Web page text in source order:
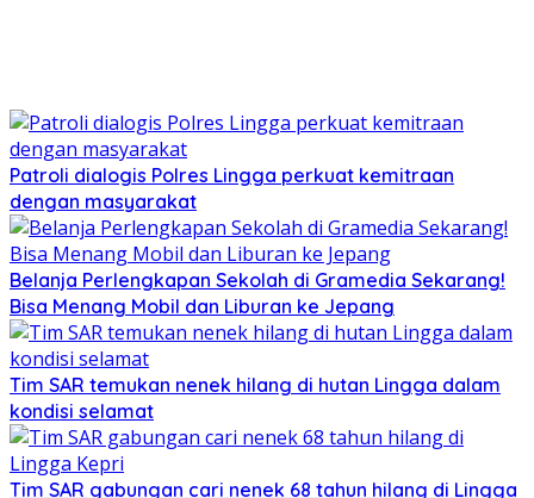
Patroli dialogis Polres Lingga perkuat kemitraan
dengan masyarakat
Belanja Perlengkapan Sekolah di Gramedia Sekarang!
Bisa Menang Mobil dan Liburan ke Jepang
Tim SAR temukan nenek hilang di hutan Lingga dalam
kondisi selamat
Tim SAR gabungan cari nenek 68 tahun hilang di Lingga